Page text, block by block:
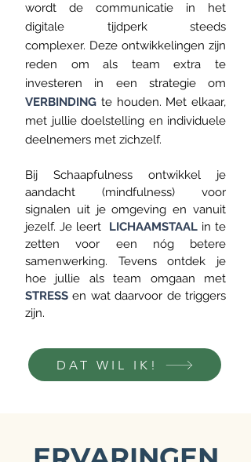
wordt de communicatie in het
digitale tijdperk steeds
complexer. Deze ontwikkelingen zijn
reden om als team extra te
investeren in een strategie om
VERBINDING te houden. Met elkaar,
met jullie doelstelling en individuele
deelnemers met zichzelf.
Bij Schaapfulness ontwikkel je
aandacht (mindfulness) voor
signalen uit je omgeving en vanuit
jezelf. Je leert LICHAAMSTAAL in te
zetten voor een nóg betere
samenwerking. Tevens ontdek je
hoe jullie als team omgaan met
STRESS en wat daarvoor de triggers
zijn.
DAT WIL IK!